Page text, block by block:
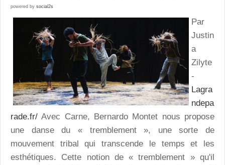
powered by social2s
Par
Justin
a
Zilyte
-
Lagra
ndepa
rade.fr/ Avec Carne, Bernardo Montet nous propose
une danse du « tremblement », une sorte de
mouvement tribal qui transcende le temps et les
esthétiques. Cette notion de « tremblement » qu'il